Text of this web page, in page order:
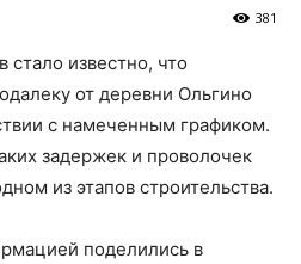
381
стало известно, что
от деревни Ольгино
с намеченным графиком.
задержек и проволочек
из этапов строительства.
поделились в